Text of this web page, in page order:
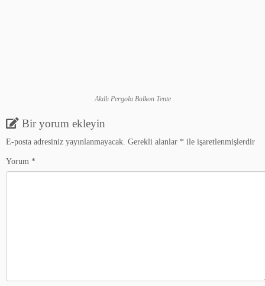
Akıllı Pergola Balkon Tente
Bir yorum ekleyin
E-posta adresiniz yayınlanmayacak. Gerekli alanlar * ile işaretlenmişlerdir
Yorum *